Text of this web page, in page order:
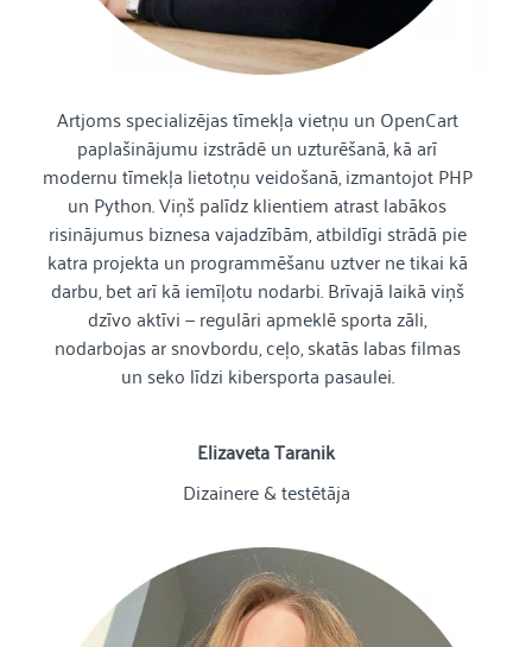
Artjoms specializējas tīmekļa vietņu un OpenCart
paplašinājumu izstrādē un uzturēšanā, kā arī
modernu tīmekļa lietotņu veidošanā, izmantojot PHP
un Python. Viņš palīdz klientiem atrast labākos
risinājumus biznesa vajadzībām, atbildīgi strādā pie
katra projekta un programmēšanu uztver ne tikai kā
darbu, bet arī kā iemīļotu nodarbi. Brīvajā laikā viņš
dzīvo aktīvi — regulāri apmeklē sporta zāli,
nodarbojas ar snovbordu, ceļo, skatās labas filmas
un seko līdzi kibersporta pasaulei.
Elizaveta Taranik
Dizainere & testētāja